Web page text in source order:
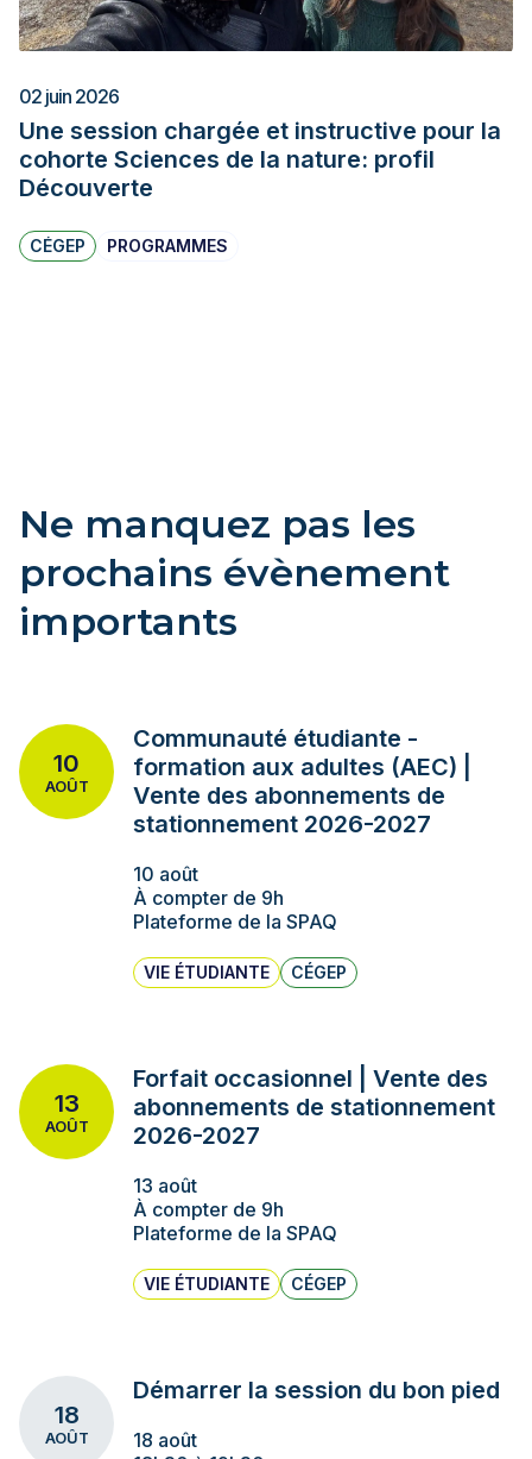
02 juin 2026
Une session chargée et instructive pour la
cohorte Sciences de la nature: profil
Découverte
CÉGEP PROGRAMMES
Ne manquez pas les
prochains évènement
importants
10
AOÛT
Communauté étudiante -
formation aux adultes (AEC) |
Vente des abonnements de
stationnement 2026-2027
10 août
À compter de 9h
Plateforme de la SPAQ
VIE ÉTUDIANTE CÉGEP
13
AOÛT
Forfait occasionnel | Vente des
abonnements de stationnement
2026-2027
13 août
À compter de 9h
Plateforme de la SPAQ
VIE ÉTUDIANTE CÉGEP
18
AOÛT
Démarrer la session du bon pied
18 août